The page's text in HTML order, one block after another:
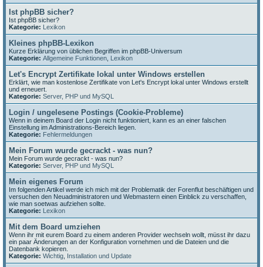
Ist phpBB sicher?
Ist phpBB sicher?
Kategorie: Lexikon
Kleines phpBB-Lexikon
Kurze Erklärung von üblichen Begriffen im phpBB-Universum
Kategorie: Allgemeine Funktionen Lexikon
Let's Encrypt Zertifikate lokal unter Windows erstellen
Erklärt, wie man kostenlose Zertifikate von Let's Encrypt lokal unter Windows erstellt
und erneuert.
Kategorie: Server, PHP und MySQL
Login / ungelesene Postings (Cookie-Probleme)
Wenn in deinem Board der Login nicht funktioniert, kann es an einer falschen
Einstellung im Administrations-Bereich liegen.
Kategorie: Fehlermeldungen
Mein Forum wurde gecrackt - was nun?
Mein Forum wurde gecrackt - was nun?
Kategorie: Server, PHP und MySQL
Mein eigenes Forum
Im folgenden Artikel werde ich mich mit der Problematik der Forenflut beschäftigen und
versuchen den Neuadministratoren und Webmastern einen Einblick zu verschaffen,
wie man soetwas aufziehen sollte.
Kategorie: Lexikon
Mit dem Board umziehen
Wenn ihr mit eurem Board zu einem anderen Provider wechseln wollt, müsst ihr dazu
ein paar Änderungen an der Konfiguration vornehmen und die Dateien und die
Datenbank kopieren.
Kategorie: Wichtig Installation und Update